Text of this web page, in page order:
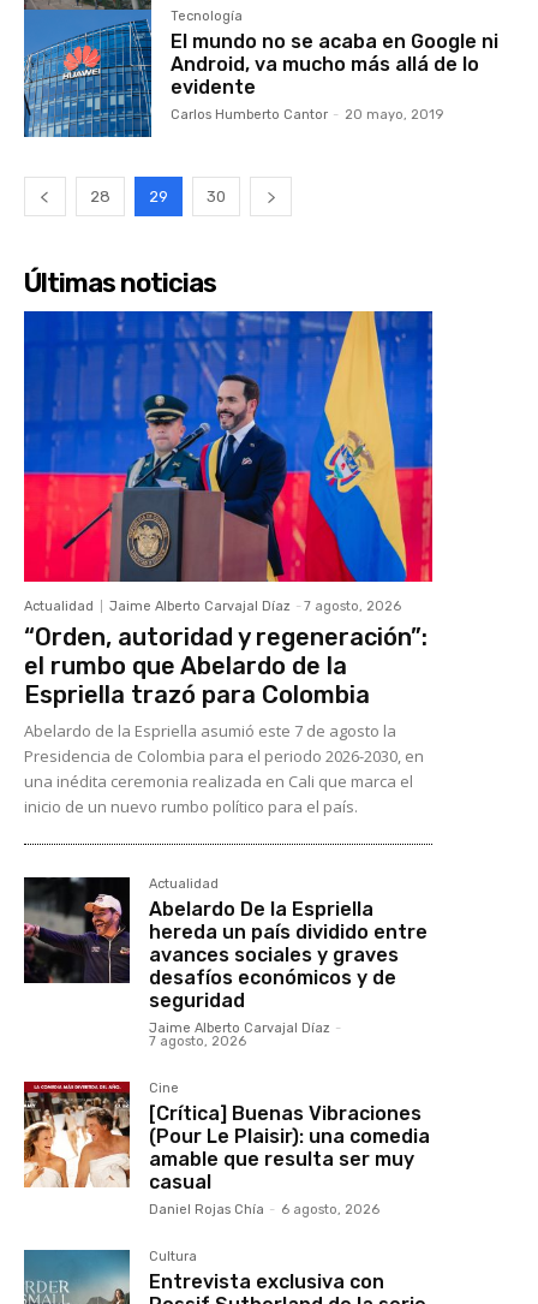
Tecnología
El mundo no se acaba en Google ni
Android, va mucho más allá de lo
evidente
Carlos Humberto Cantor - 20 mayo, 2019
28 29 30
Últimas noticias
Actualidad Jaime Alberto Carvajal Díaz - 7 agosto, 2026
“Orden, autoridad y regeneración”:
el rumbo que Abelardo de la
Espriella trazó para Colombia
Abelardo de la Espriella asumió este 7 de agosto la
Presidencia de Colombia para el periodo 2026-2030, en
una inédita ceremonia realizada en Cali que marca el
inicio de un nuevo rumbo político para el país.
Actualidad
Abelardo De la Espriella
hereda un país dividido entre
avances sociales y graves
desafíos económicos y de
seguridad
Jaime Alberto Carvajal Díaz -
7 agosto, 2026
Cine
[Crítica] Buenas Vibraciones
(Pour Le Plaisir): una comedia
amable que resulta ser muy
casual
Daniel Rojas Chía - 6 agosto, 2026
Cultura
Entrevista exclusiva con